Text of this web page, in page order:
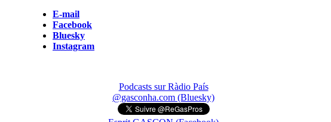
E-mail
Facebook
Bluesky
Instagram
Podcasts sur Ràdio País
@gasconha.com (Bluesky)